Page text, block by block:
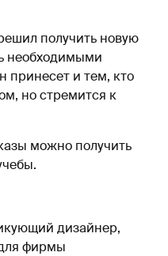
получить новую
необходимыми
принесет и тем, кто
но стремится к
можно получить
дизайнер,
фирмы